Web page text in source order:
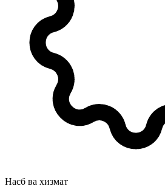
Насб ва хизмат